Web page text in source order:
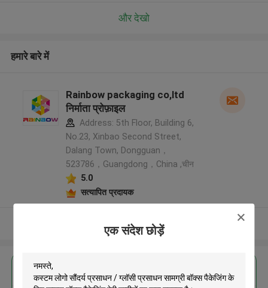
एक संदेश छोड़ें
और देखो
हमारे बारे में
Rainbow packaging co,ltd
निर्माता प्रोफ़ाइल
Address: 5th Floor, Building 6,
No.23, Xinbao Second Street,
Dalang Town, Dongguan，
523786，Guangdong，China ,चीन
5.0
सत्यापित प्रदायक
और देखो
सबसे उत्तम प्रतिदान प्राप्त करें